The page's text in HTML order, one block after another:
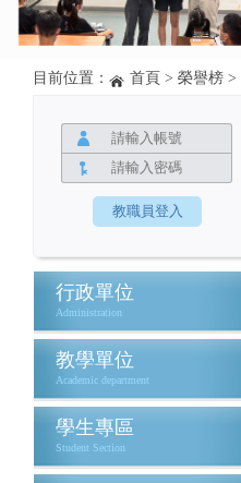
目前位置： 首頁 > 榮譽榜 >
行政單位
Administration
教學單位
Academic department
學生專區
Student Section